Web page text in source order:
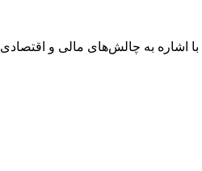
اشاره به چالش‌های مالی و